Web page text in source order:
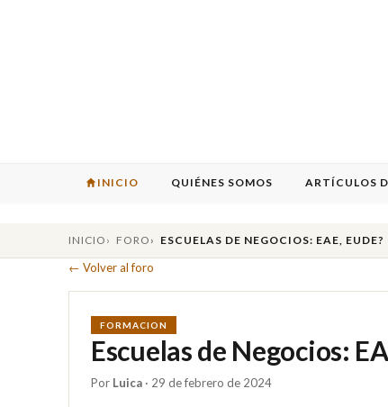
INICIO QUIÉNES SOMOS ARTÍCULOS
INICIO FORO ESCUELAS DE NEGOCIOS: EAE, EUDE?
← Volver al foro
FORMACION
Escuelas de Negocios:
Por Luica · 29 de febrero de 2024